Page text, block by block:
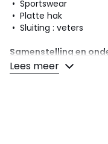
• Sportswear
• Platte hak
• Sluiting : veters
Samenstelling en
• Bovenzijde/Schacht :
• Voering : 100% textiel
Lees meer